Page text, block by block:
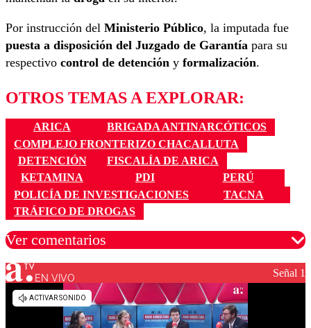
Por instrucción del Ministerio Público, la imputada fue
puesta a disposición del Juzgado de Garantía para su
respectivo control de detención y formalización.
OTROS TEMAS A EXPLORAR:
ARICA
BRIGADA ANTINARCÓTICOS
COMPLEJO FRONTERIZO CHACALLUTA
DETENCIÓN
FISCALÍA DE ARICA
KETAMINA
PDI
PERÚ
POLICÍA DE INVESTIGACIONES
TACNA
TRÁFICO DE DROGAS
Ver comentarios
Los comentarios son moderados para garantizar un
diálogo respetuoso.
EN VIVO Señal 1